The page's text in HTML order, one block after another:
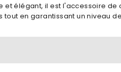
et élégant, il est l'accessoire de
en garantissant un niveau